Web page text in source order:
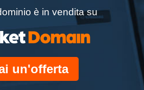
è in vendita su
un'offerta